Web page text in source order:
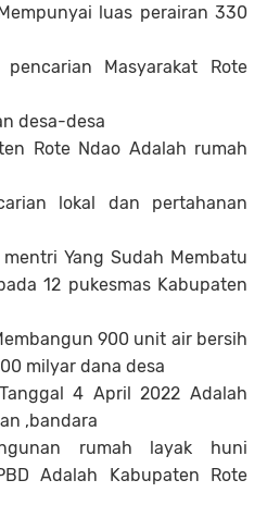
luas perairan 330
Masyarakat Rote
desa-desa
Rote Ndao Adalah rumah
lokal dan pertahanan
Yang Sudah Membatu
12 pukesmas Kabupaten
900 unit air bersih
milyar dana desa
4 April 2022 Adalah
,bandara
rumah layak huni
Adalah Kabupaten Rote